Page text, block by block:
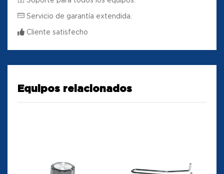
Servicio de garantía extendida.
Cliente satisfecho
Equipos relacionados